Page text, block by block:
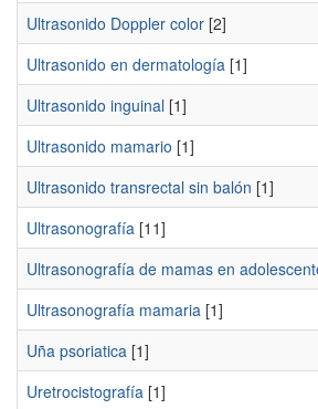
Ultrasonido Doppler color [2]
Ultrasonido en dermatología [1]
Ultrasonido inguinal [1]
Ultrasonido mamario [1]
Ultrasonido transrectal sin balón [1]
Ultrasonografía [11]
Ultrasonografía de mamas en
Ultrasonografía mamaria [1]
Uña psoriatica [1]
Uretrocistografía [1]